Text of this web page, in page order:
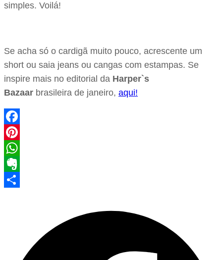
simples. Voilá!
Se acha só o cardigã muito pouco, acrescente um
short ou saia jeans ou cangas com estampas. Se
inspire mais no editorial da Harper`s
Bazaar brasileira de janeiro, aqui!
Facebook
Pinterest
WhatsApp
Evernote